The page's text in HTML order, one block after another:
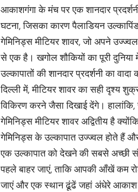
आकाशगंगा के मंच पर एक शानदार
घटना, जिसका कारण पैलाडियन
गेमिनिड्स मीटियर शावर, जो अपने
से एक है। खगोल शौकियों का पूरी दुनिया
उल्कापातों की शानदार प्रदर्शनी का वादा
दिल्ली में, मीटियर शावर का सही दृश्य
विकिरण करने जैसा दिखाई देंगे।
गेमिनिड्स मीटियर शावर अद्वितीय है
गेमिनिड्स के उल्कापात उज्ज्वल होते हैं
एक उल्कापात को देखने की सबसे अच्छी
पहले बाहर जाएं, ताकि आपकी आँखें कम
जाएं और एक स्थान ढूंढें जहां अंधेरे आकाश